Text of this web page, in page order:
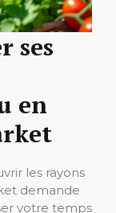
ses
en
les rayons
demande
votre temps